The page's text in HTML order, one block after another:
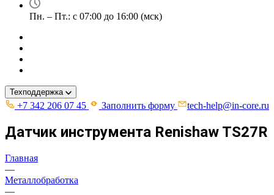
Пн. – Пт.: с 07:00 до 16:00 (мск)
Техподдержка
+7 342 206 07 45 Заполнить форму tech-help@in-core.ru
Датчик инструмента Renishaw TS27R
Главная
—
Металлобработка
—